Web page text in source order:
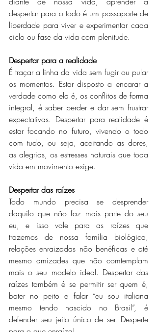
despertar para o todo é um passaporte de
liberdade para viver e experimentar cada
ciclo ou fase da vida com plenitude.
Despertar para a realidade
É traçar a linha da vida sem fugir ou pular
os momentos. Estar disposto a encarar a
verdade como ela é, os conflitos de forma
integral, é saber perder e dar sem frustrar
expectativas. Despertar para realidade é
estar focando no futuro, vivendo o todo
com tudo, ou seja, aceitando as dores,
as alegrias, os estresses naturais que toda
vida em movimento exige.
Despertar das raízes
Todo mundo precisa se desprender
daquilo que não faz mais parte do seu
eu, e isso vale para as raízes que
trazemos de nossa família biológica,
relações enraizadas não benéficas e até
mesmo amizades que não comtemplam
mais o seu modelo ideal. Despertar das
raízes também é se permitir ser quem é,
bater no peito e falar “eu sou italiana
mesmo tendo nascido no Brasil”, é
defender seu jeito único de ser. Desperte